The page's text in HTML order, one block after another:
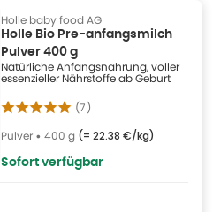
Holle baby food AG
Holle Bio Pre-anfangsmilch
Pulver 400 g
Natürliche Anfangsnahrung, voller
essenzieller Nährstoffe ab Geburt
(7)
Pulver • 400 g (= 22.38 €/kg)
Sofort verfügbar